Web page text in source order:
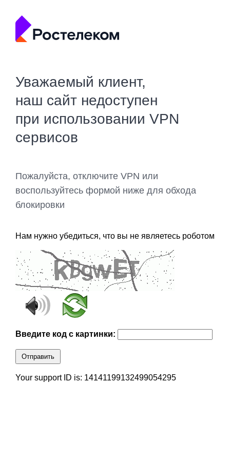
Уважаемый клиент,
наш сайт недоступен
при использовании VPN
сервисов
Пожалуйста, отключите VPN или
воспользуйтесь формой ниже для обхода
блокировки
Нам нужно убедиться, что вы не являетесь роботом
Введите код с картинки:
Отправить
Your support ID is: 14141199132499054295